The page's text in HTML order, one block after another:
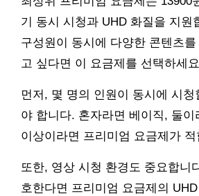
기 동시 시청과 UHD 화질을 지원
구성원이 동시에 다양한 콘텐츠를
고 싶다면 이 요금제를 선택하세
먼저, 몇 명의 인원이 동시에 시청
야 합니다. 혼자라면 베이직, 둘이
이상이라면 프리미엄 요금제가
또한, 영상 시청 환경도 중요합니
호한다면 프리미엄 요금제의